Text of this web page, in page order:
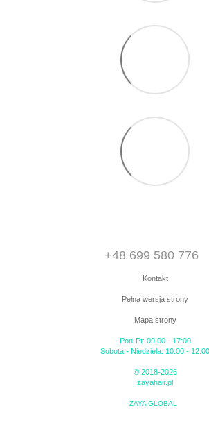
+48 699 580 776
Kontakt
Pełna wersja strony
Mapa strony
Pon-Pt: 09:00 - 17:00
Sobota - Niedziela: 10:00 - 12:00
© 2018-2026
zayahair.pl
ZAYA GLOBAL